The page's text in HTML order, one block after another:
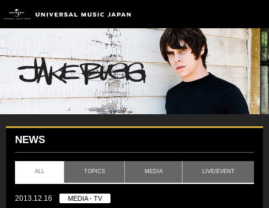
NEWS
ALL TOPICS MEDIA LIVE/EVENT
2013.12.16 MEDIA - TV